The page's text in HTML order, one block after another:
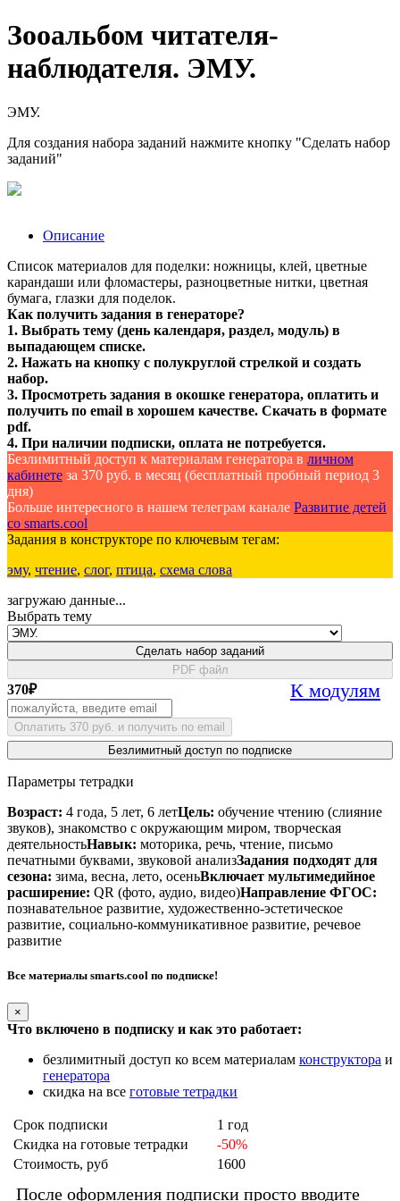
Зооальбом читателя-
наблюдателя. ЭМУ.
ЭМУ.
Для создания набора заданий нажмите кнопку "Сделать набор
заданий"
Описание
Список материалов для поделки: ножницы, клей, цветные
карандаши или фломастеры, разноцветные нитки, цветная
бумага, глазки для поделок.
Как получить задания в генераторе?
1. Выбрать тему (день календаря, раздел, модуль) в
выпадающем списке.
2. Нажать на кнопку с полукруглой стрелкой и создать
набор.
3. Просмотреть задания в окошке генератора, оплатить и
получить по email в хорошем качестве. Скачать в формате
pdf.
4. При наличии подписки, оплата не потребуется.
Безлимитный доступ к материалам генератора в личном
кабинете за 370 руб. в месяц (бесплатный пробный период 3
дня)
Больше интересного в нашем телеграм канале Развитие детей
со smarts.cool
Задания в конструкторе по ключевым тегам:
эму, чтение, слог, птица, схема слова
загружаю данные...
Выбрать тему
Сделать набор заданий
PDF файл
370₽ К модулям
Оплатить 370 руб. и получить по email
Безлимитный доступ по подписке
Параметры тетрадки
Возраст: 4 года, 5 лет, 6 летЦель: обучение чтению (слияние
звуков), знакомство с окружающим миром, творческая
деятельностьНавык: моторика, речь, чтение, письмо
печатными буквами, звуковой анализЗадания подходят для
сезона: зима, весна, лето, осеньВключает мультимедийное
расширение: QR (фото, аудио, видео)Направление ФГОС:
познавательное развитие, художественно-эстетическое
развитие, социально-коммуникативное развитие, речевое
развитие
Все материалы smarts.cool по подписке!
×
Что включено в подписку и как это работает:
безлимитный доступ ко всем материалам конструктора и
генератора
скидка на все готовые тетрадки
Срок подписки
1 год
Скидка на готовые тетрадки
-50%
Стоимость, руб
1600
После оформления подписки просто вводите